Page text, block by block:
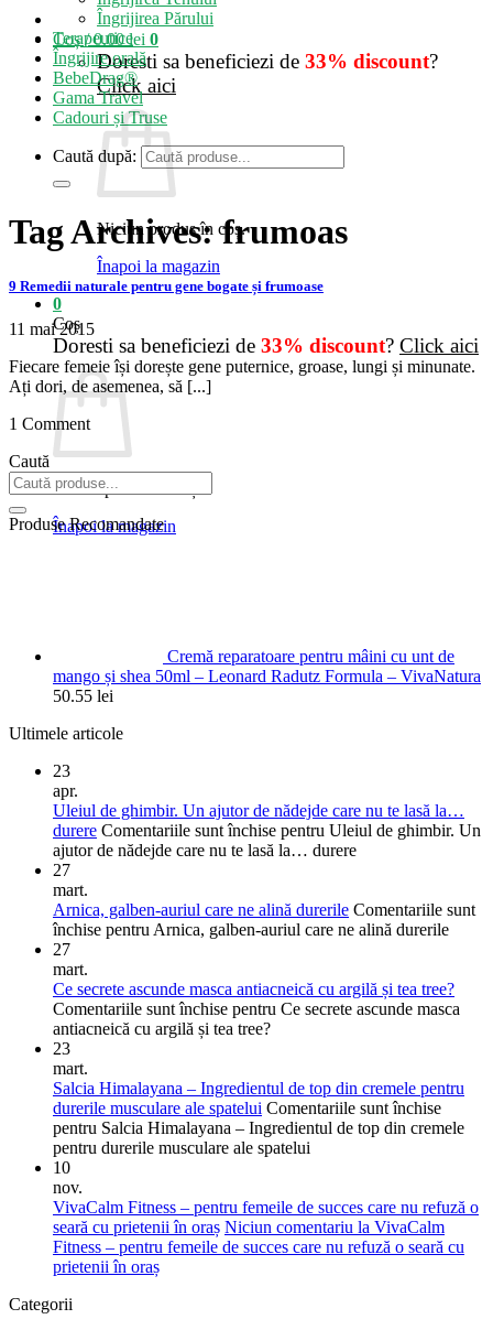
Coș /0.00lei 0
Doresti sa beneficiezi de 33% discount?
Click aici
Niciun produs în coș.
Înapoi la magazin
0
Coș
Doresti sa beneficiezi de 33% discount? Click aici
Niciun produs în coș.
Înapoi la magazin
Îngrijirea Părului
Terapeutice
Îngrijire orală
BebeDrag®
Gama Travel
Cadouri și Truse
Caută după:
Tag Archives:frumoas
9 Remedii naturale pentru gene bogate și frumoase
11 mai 2015
Fiecare femeie își dorește gene puternice, groase, lungi și minunate.
Ați dori, de asemenea, să [...]
1 Comment
Caută
Produse Recomandate
Cremă reparatoare pentru mâini cu unt de
mango și shea 50ml – Leonard Radutz Formula – VivaNatura
50.55 lei
Ultimele articole
23
apr.
Uleiul de ghimbir. Un ajutor de nădejde care nu te lasă la…
durere Comentariile sunt închise pentru Uleiul de ghimbir. Un
ajutor de nădejde care nu te lasă la… durere
27
mart.
Arnica, galben-auriul care ne alină durerile Comentariile sunt
închise pentru Arnica, galben-auriul care ne alină durerile
27
mart.
Ce secrete ascunde masca antiacneică cu argilă și tea tree?
Comentariile sunt închise pentru Ce secrete ascunde masca
antiacneică cu argilă și tea tree?
23
mart.
Salcia Himalayana – Ingredientul de top din cremele pentru
durerile musculare ale spatelui Comentariile sunt închise
pentru Salcia Himalayana – Ingredientul de top din cremele
pentru durerile musculare ale spatelui
10
nov.
VivaCalm Fitness – pentru femeile de succes care nu refuză o
seară cu prietenii în oraș Niciun comentariu la VivaCalm
Fitness – pentru femeile de succes care nu refuză o seară cu
prietenii în oraș
Categorii